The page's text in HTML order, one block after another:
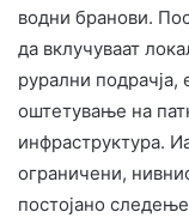
водни бранови.
да вклучуваат
рурални
оштетување на
инфраструктура.
ограничени,
постојано